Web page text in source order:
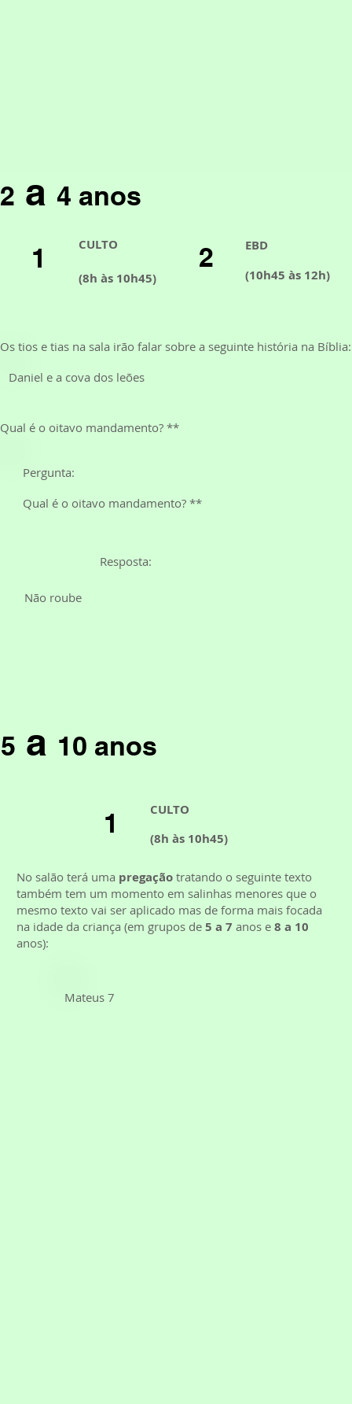
2 a 4 anos
1
CULTO
(8h às 10h45)
2
EBD
(10h45 às 12h)
Os tios e tias na sala irão falar sobre a seguinte história na Bíblia:
Daniel e a cova dos leões
Qual é o oitavo mandamento? **
Pergunta:
Qual é o oitavo mandamento? **
Resposta:
Não roube
5 a 10 anos
1
CULTO
(8h às 10h45)
No salão terá uma pregaçãotratando o seguinte texto
também tem um momento em salinhas menores que o
mesmo texto vai ser aplicado mas de forma mais focada
na idade da criança (em grupos de 5 a 7 anos e 8 a 10
anos):
Mateus 7